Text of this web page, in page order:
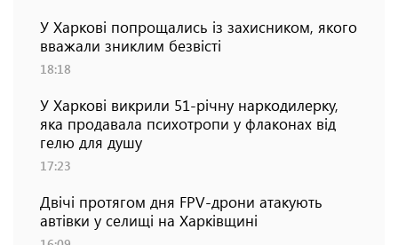
У Харкові попрощались із захисником, якого
вважали зниклим безвісті
18:18
У Харкові викрили 51-річну наркодилерку,
яка продавала психотропи у флаконах від
гелю для душу
17:23
Двічі протягом дня FPV-дрони атакують
автівки у селищі на Харківщині